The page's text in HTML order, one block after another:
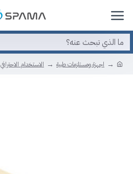
اجهزة ومستلزمات طبية الاستخدام الاحترافي